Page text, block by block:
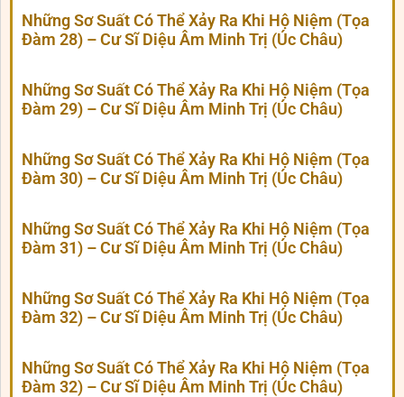
Những Sơ Suất Có Thể Xảy Ra Khi Hộ Niệm (Tọa
Đàm 28) – Cư Sĩ Diệu Âm Minh Trị (Úc Châu)
Những Sơ Suất Có Thể Xảy Ra Khi Hộ Niệm (Tọa
Đàm 29) – Cư Sĩ Diệu Âm Minh Trị (Úc Châu)
Những Sơ Suất Có Thể Xảy Ra Khi Hộ Niệm (Tọa
Đàm 30) – Cư Sĩ Diệu Âm Minh Trị (Úc Châu)
Những Sơ Suất Có Thể Xảy Ra Khi Hộ Niệm (Tọa
Đàm 31) – Cư Sĩ Diệu Âm Minh Trị (Úc Châu)
Những Sơ Suất Có Thể Xảy Ra Khi Hộ Niệm (Tọa
Đàm 32) – Cư Sĩ Diệu Âm Minh Trị (Úc Châu)
Những Sơ Suất Có Thể Xảy Ra Khi Hộ Niệm (Tọa
Đàm 32) – Cư Sĩ Diệu Âm Minh Trị (Úc Châu)